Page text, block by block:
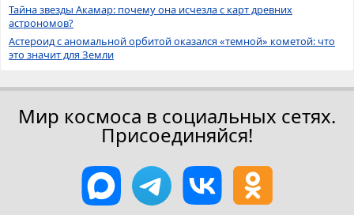
Тайна звезды Акамар: почему она исчезла с карт древних
астрономов?
Астероид с аномальной орбитой оказался «темной» кометой: что
это значит для Земли
Мир космоса в социальных сетях.
Присоединяйся!